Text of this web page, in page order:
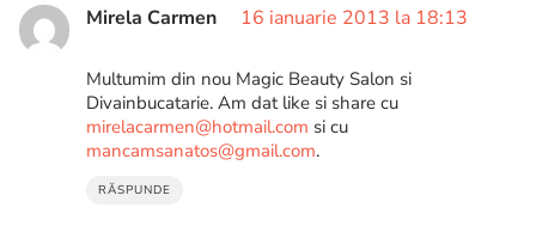
Mirela Carmen 16 ianuarie 2013 la 18:13
Multumim din nou Magic Beauty Salon si
Divainbucatarie. Am dat like si share cu
mirelacarmen@hotmail.com si cu
mancamsanatos@gmail.com.
RĂSPUNDE